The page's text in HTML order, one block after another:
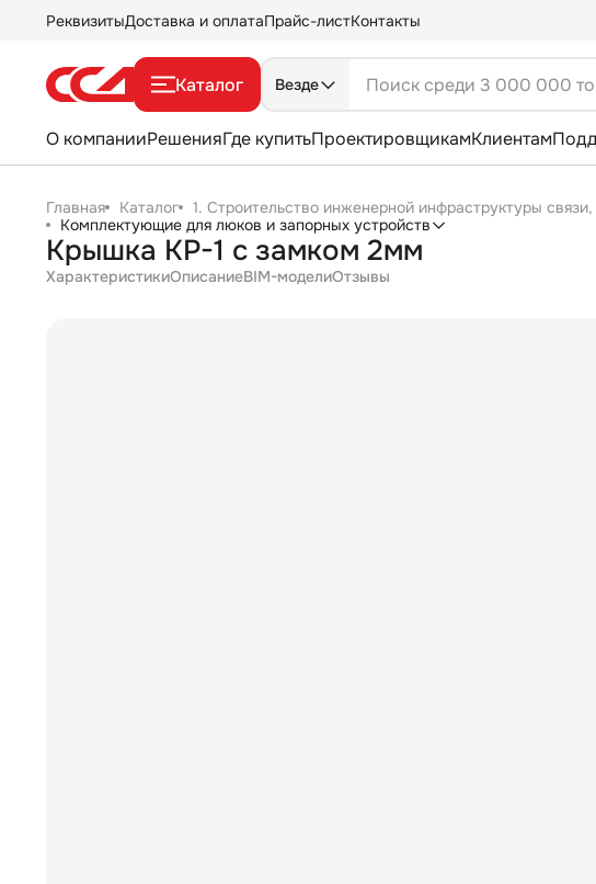
РеквизитыДоставка и оплатаПрайс-листКонтакты
Каталог Везде
О компанииРешенияГде купитьПроектировщикамКлиентам
Главная Каталог 1. Строительство инженерной инфраструктуры
Комплектующие для люков и запорных устройств
Крышка КР-1 с замком 2мм
ХарактеристикиОписаниеBIM-моделиОтзывы